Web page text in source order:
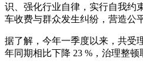
识、强化行业自律，实行自我约
车收费与群众发生纠纷，营造公
据了解，今年一季度以来，共受
年同期相比下降 23 %，治理整顿